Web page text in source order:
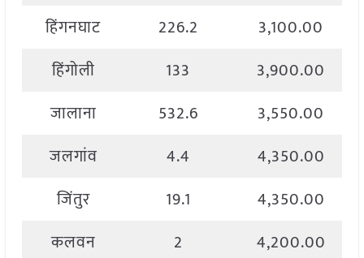
हिंगनघाट
226.2
3,100.00
हिंगोली
133
3,900.00
जालाना
532.6
3,550.00
जलगांव
4.4
4,350.00
जिंतुर
19.1
4,350.00
कलवन
2
4,200.00